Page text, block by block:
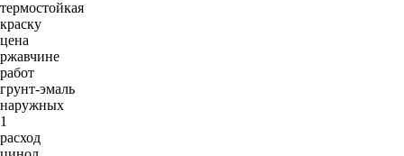
термостойкая
краску
цена
ржавчине
работ
грунт-эмаль
наружных
1
расход